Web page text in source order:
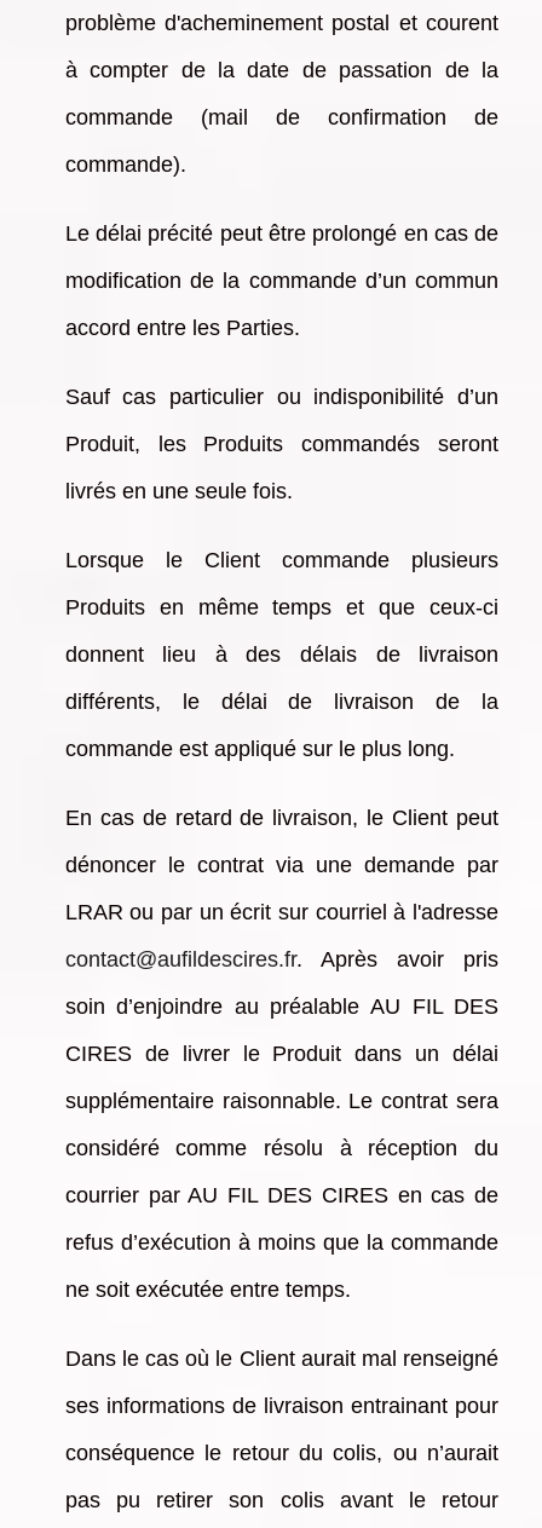
problème d'acheminement postal et courent
à compter de la date de passation de la
commande (mail de confirmation de
commande).
Le délai précité peut être prolongé en cas de
modification de la commande d’un commun
accord entre les Parties.
Sauf cas particulier ou indisponibilité d’un
Produit, les Produits commandés seront
livrés en une seule fois.
Lorsque le Client commande plusieurs
Produits en même temps et que ceux-ci
donnent lieu à des délais de livraison
différents, le délai de livraison de la
commande est appliqué sur le plus long.
En cas de retard de livraison, le Client peut
dénoncer le contrat via une demande par
LRAR ou par un écrit sur courriel à l'adresse
contact@aufildescires.fr. Après avoir pris
soin d’enjoindre au préalable AU FIL DES
CIRES de livrer le Produit dans un délai
supplémentaire raisonnable. Le contrat sera
considéré comme résolu à réception du
courrier par AU FIL DES CIRES en cas de
refus d’exécution à moins que la commande
ne soit exécutée entre temps.
Dans le cas où le Client aurait mal renseigné
ses informations de livraison entrainant pour
conséquence le retour du colis, ou n’aurait
pas pu retirer son colis avant le retour